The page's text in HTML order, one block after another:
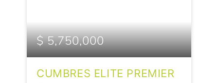
$ 5,750,000
CUMBRES ELITE PREMIER